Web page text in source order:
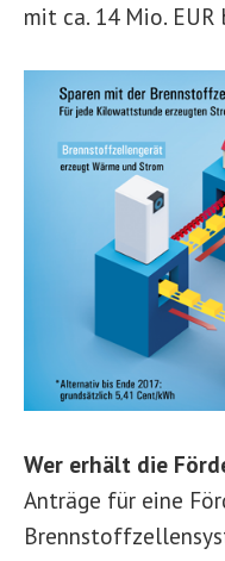
mit ca. 14 Mio. EUR
Wer erhält die
Anträge für eine